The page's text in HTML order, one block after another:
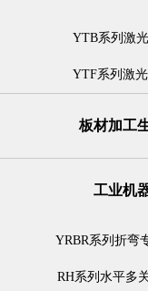
YTB系列激
YTF系列激
板材加工
工业机
YRBR系列折弯
RH系列水平多